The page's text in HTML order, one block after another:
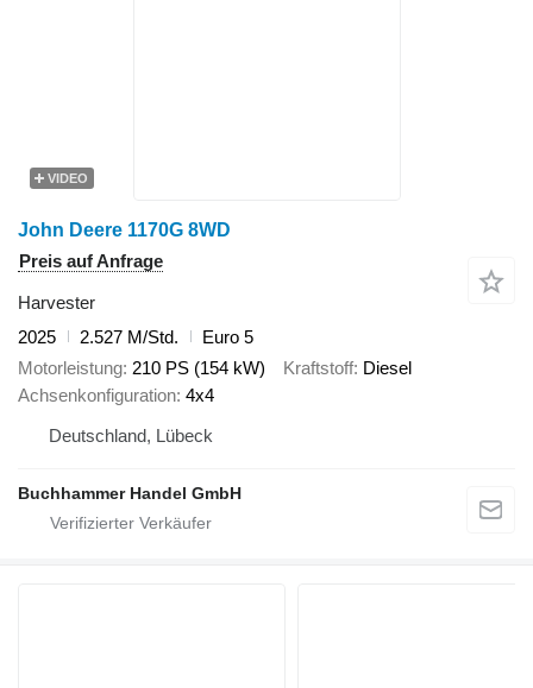
VIDEO
John Deere 1170G 8WD
Preis auf Anfrage
Harvester
2025
2.527 M/Std.
Euro 5
Motorleistung 210 PS (154 kW) Kraftstoff Diesel
Achsenkonfiguration 4x4
Deutschland, Lübeck
Buchhammer Handel GmbH